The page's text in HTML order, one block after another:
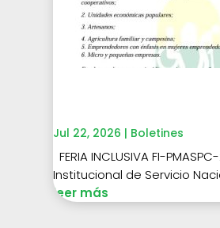
Jul 22, 2026 | Boletines
FERIA INCLUSIVA FI-
Institucional de Servicio
leer más